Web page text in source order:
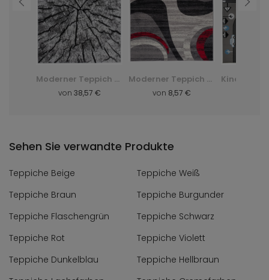
Moderner Teppich Q710A Luxury Pp Esm - weiß, biały
von 38,57 €
Moderner Teppich F844B Cheap Pp Crm - grau, szary
von 8,57 €
Sehen Sie verwandte Produkte
Teppiche Beige
Teppiche Weiß
Teppiche Braun
Teppiche Burgunder
Teppiche Flaschengrün
Teppiche Schwarz
Teppiche Rot
Teppiche Violett
Teppiche Dunkelblau
Teppiche Hellbraun